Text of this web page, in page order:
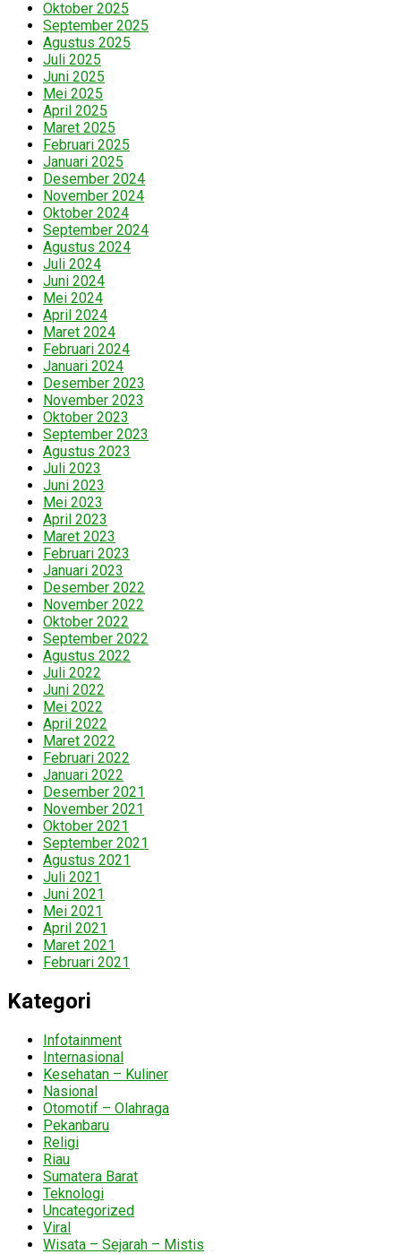
Oktober 2025
September 2025
Agustus 2025
Juli 2025
Juni 2025
Mei 2025
April 2025
Maret 2025
Februari 2025
Januari 2025
Desember 2024
November 2024
Oktober 2024
September 2024
Agustus 2024
Juli 2024
Juni 2024
Mei 2024
April 2024
Maret 2024
Februari 2024
Januari 2024
Desember 2023
November 2023
Oktober 2023
September 2023
Agustus 2023
Juli 2023
Juni 2023
Mei 2023
April 2023
Maret 2023
Februari 2023
Januari 2023
Desember 2022
November 2022
Oktober 2022
September 2022
Agustus 2022
Juli 2022
Juni 2022
Mei 2022
April 2022
Maret 2022
Februari 2022
Januari 2022
Desember 2021
November 2021
Oktober 2021
September 2021
Agustus 2021
Juli 2021
Juni 2021
Mei 2021
April 2021
Maret 2021
Februari 2021
Kategori
Infotainment
Internasional
Kesehatan – Kuliner
Nasional
Otomotif – Olahraga
Pekanbaru
Religi
Riau
Sumatera Barat
Teknologi
Uncategorized
Viral
Wisata – Sejarah – Mistis